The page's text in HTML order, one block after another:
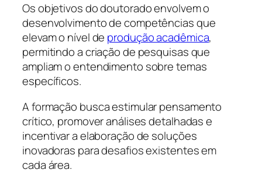
Os objetivos do doutorado envolvem o
desenvolvimento de competências que
elevam o nível de produção acadêmica,
permitindo a criação de pesquisas que
ampliam o entendimento sobre temas
específicos.
A formação busca estimular pensamento
crítico, promover análises detalhadas e
incentivar a elaboração de soluções
inovadoras para desafios existentes em
cada área.